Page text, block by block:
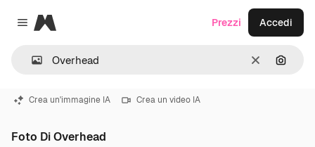
Close menu
Magnific
CancellaCerca
Prezzi Accedi
Crea un'immagine IA Crea un video IA
Foto Di Overhead